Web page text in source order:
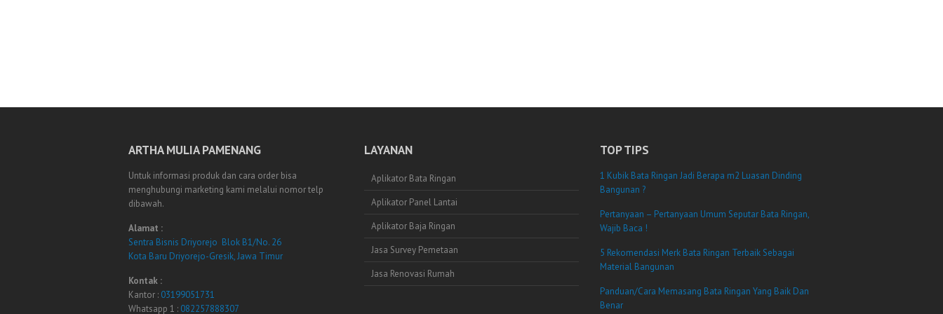
ARTHA MULIA PAMENANG
Untuk informasi produk dan cara order bisa
menghubungi marketing kami melalui nomor telp
dibawah.
Alamat :
Sentra Bisnis Driyorejo Blok B1/No. 26
Kota Baru Driyorejo-Gresik, Jawa Timur
Kontak :
Kantor : 03199051731
Whatsapp 1 : 082257888307
LAYANAN
Aplikator Bata Ringan
Aplikator Panel Lantai
Aplikator Baja Ringan
Jasa Survey Pemetaan
Jasa Renovasi Rumah
TOP TIPS
1 Kubik Bata Ringan Jadi Berapa m2 Luasan Dinding
Bangunan ?
Pertanyaan – Pertanyaan Umum Seputar Bata Ringan,
Wajib Baca !
5 Rekomendasi Merk Bata Ringan Terbaik Sebagai
Material Bangunan
Panduan/Cara Memasang Bata Ringan Yang Baik Dan
Benar